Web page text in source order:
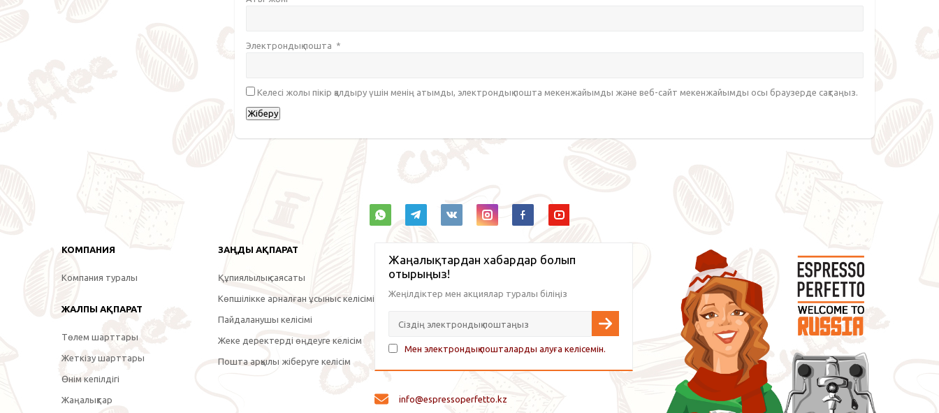
Электрондық пошта *
Келесі жолы пікір қалдыру үшін менің атымды, электрондық пошта мекенжайымды және веб-сайт мекенжайымды осы браузерде сақтаңыз.
КОМПАНИЯ
Компания туралы
ЖАЛПЫ АҚПАРАТ
Төлем шарттары
Жеткізу шарттары
Өнім кепілдігі
Жаңалықтар
ЗАҢДЫ АҚПАРАТ
Құпиялылық саясаты
Көпшілікке арналған ұсыныс келісімі
Пайдаланушы келісімі
Жеке деректерді өңдеуге келісім
Пошта арқылы жіберуге келісім
Жаңалықтардан хабардар болып
отырыңыз!
Жеңілдіктер мен акциялар туралы біліңіз
Мен электрондық пошталарды алуға келісемін.
info@espressoperfetto.kz